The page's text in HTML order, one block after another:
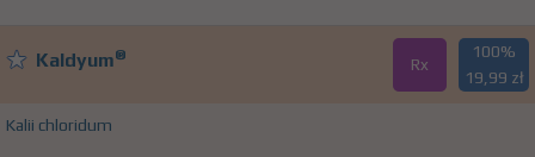
Kaldyum® Rx
100%
19,99 zł
Kalii chloridum